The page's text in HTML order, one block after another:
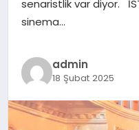
senaristlik var diyor.
sinema…
admin
18 Şubat 2025